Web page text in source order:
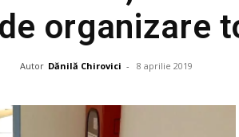
de
Investigații
organizare
Autor Dănilă Chirovici - 8 aprilie 2019